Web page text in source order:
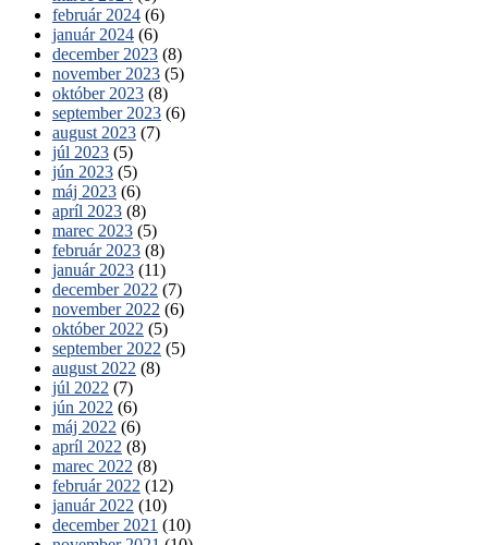
február 2024 (6)
január 2024 (6)
december 2023 (8)
november 2023 (5)
október 2023 (8)
september 2023 (6)
august 2023 (7)
júl 2023 (5)
jún 2023 (5)
máj 2023 (6)
apríl 2023 (8)
marec 2023 (5)
február 2023 (8)
január 2023 (11)
december 2022 (7)
november 2022 (6)
október 2022 (5)
september 2022 (5)
august 2022 (8)
júl 2022 (7)
jún 2022 (6)
máj 2022 (6)
apríl 2022 (8)
marec 2022 (8)
február 2022 (12)
január 2022 (10)
december 2021 (10)